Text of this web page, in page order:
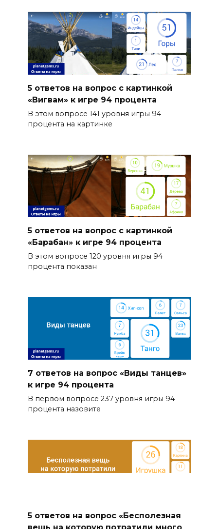
5 ответов на вопрос с картинкой
«Вигвам» к игре 94 процента
В этом вопросе 141 уровня игры 94
процента на картинке
5 ответов на вопрос с картинкой
«Барабан» к игре 94 процента
В этом вопросе 120 уровня игры 94
процента показан
7 ответов на вопрос «Виды танцев»
к игре 94 процента
В первом вопросе 237 уровня игры 94
процента назовите
5 ответов на вопрос «Бесполезная